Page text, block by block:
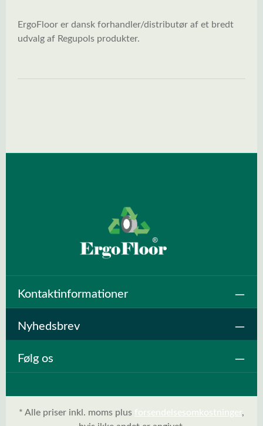
ErgoFloor er dansk forhandler/distributør af et bredt
udvalg af Regupols produkter.
Kontaktinformationer
Nyhedsbrev
Følg os
* Alle priser inkl. moms plus forsendelsesomkostninger,